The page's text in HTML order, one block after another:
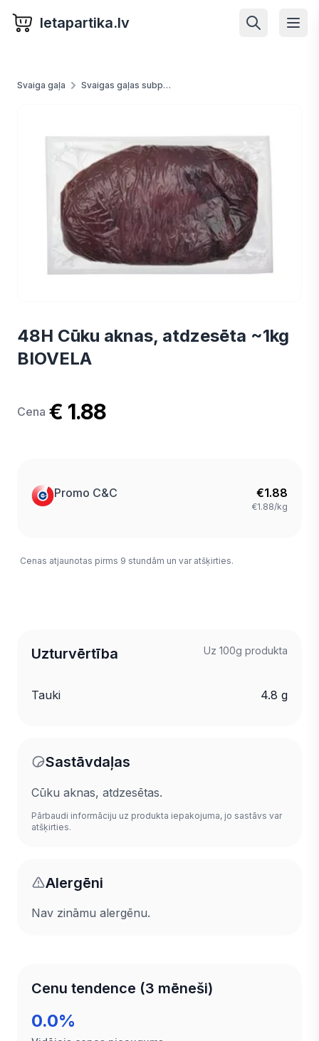
letapartika.lv
Svaiga gaļa Svaigas gaļas subprodukti
48H Cūku aknas, atdzesēta ~1kg
BIOVELA
Cena € 1.88
Promo C&C €1.88
€1.88/kg
Cenas atjaunotas pirms 9 stundām un var atšķirties.
Uzturvērtība Uz 100g produkta
Tauki 4.8 g
Sastāvdaļas
Cūku aknas, atdzesētas.
Pārbaudi informāciju uz produkta iepakojuma, jo sastāvs var
atšķirties.
Alergēni
Nav zināmu alergēnu.
Cenu tendence (3 mēneši)
0.0%